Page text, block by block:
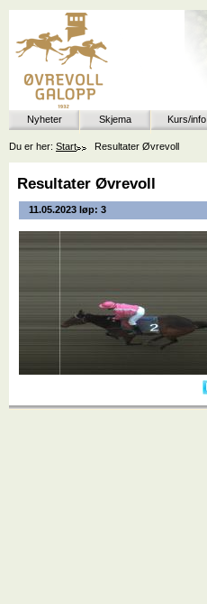
Nyheter Skjema Kurs/info
Du er her: Start Resultater Øvrevoll
Resultater Øvrevoll
11.05.2023 løp: 3